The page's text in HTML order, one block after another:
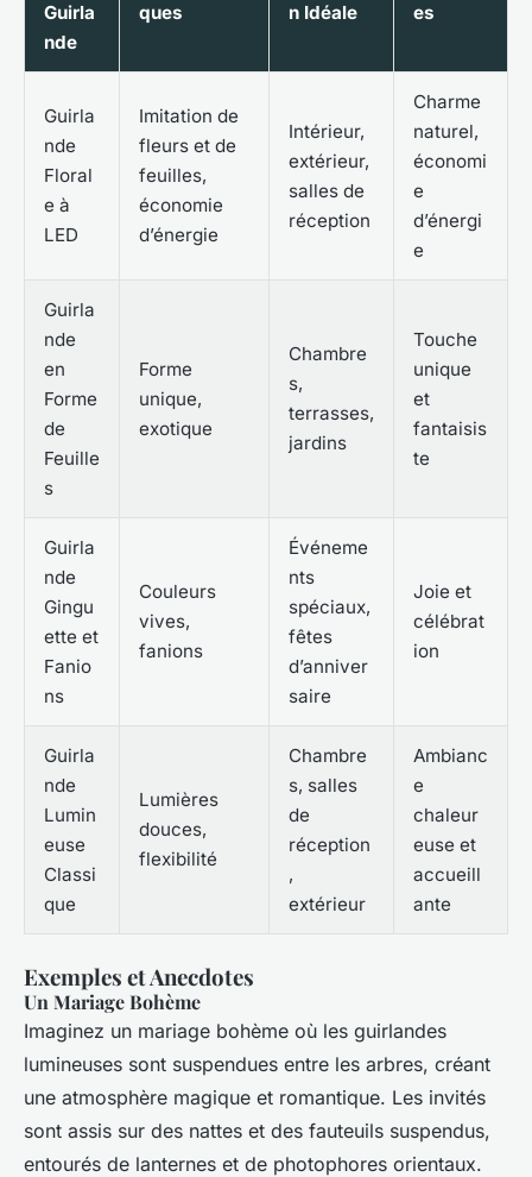
Guirla
nde
ques
n Idéale
es
Guirla
nde
Floral
e à
LED
Imitation de
fleurs et de
feuilles,
économie
d’énergie
Intérieur,
extérieur,
salles de
réception
Charme
naturel,
économi
e
d’énergi
e
Guirla
nde
en
Forme
de
Feuille
s
Forme
unique,
exotique
Chambre
s,
terrasses,
jardins
Touche
unique
et
fantaisis
te
Guirla
nde
Gingu
ette et
Fanio
ns
Couleurs
vives,
fanions
Événeme
nts
spéciaux,
fêtes
d’anniver
saire
Joie et
célébrat
ion
Guirla
nde
Lumin
euse
Classi
que
Lumières
douces,
flexibilité
Chambre
s, salles
de
réception
,
extérieur
Ambianc
e
chaleur
euse et
accueill
ante
Exemples et Anecdotes
Un Mariage Bohème
Imaginez un mariage bohème où les guirlandes
lumineuses sont suspendues entre les arbres, créant
une atmosphère magique et romantique. Les invités
sont assis sur des nattes et des fauteuils suspendus,
entourés de lanternes et de photophores orientaux.